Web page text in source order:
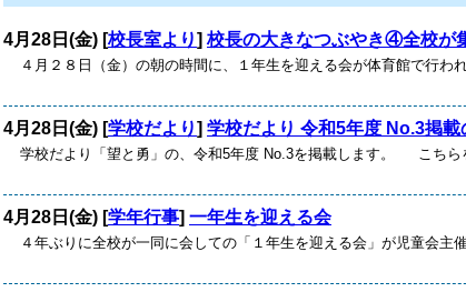
4月28日(金) [校長室より] 校長の大きなつぶやき④全校が
４月２８日（金）の朝の時間に、１年生を迎える会が体育館で行わ
4月28日(金) [学校だより] 学校だより 令和5年度 No.3掲載
学校だより「望と勇」の、令和5年度 No.3を掲載します。 こちら
4月28日(金) [学年行事] 一年生を迎える会
４年ぶりに全校が一同に会しての「１年生を迎える会」が児童会主